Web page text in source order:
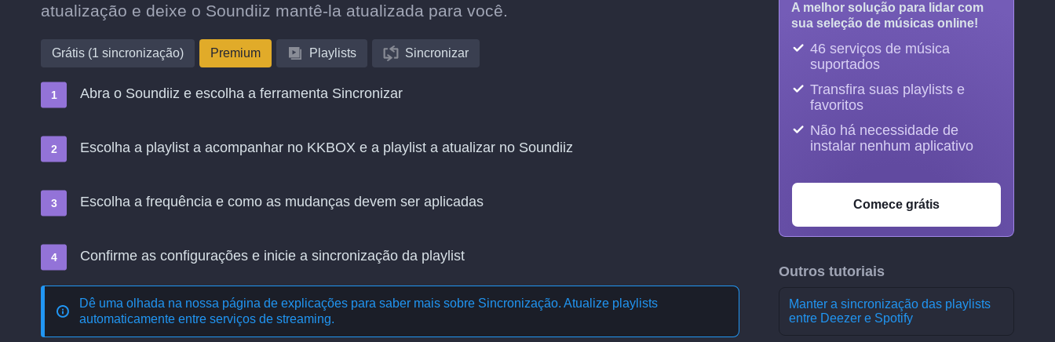
atualização e deixe o Soundiiz mantê-la atualizada para você.
Grátis (1 sincronização) Premium Playlists Sincronizar
Abra o Soundiiz e escolha a ferramenta Sincronizar
Escolha a playlist a acompanhar no KKBOX e a playlist a atualizar no Soundiiz
Escolha a frequência e como as mudanças devem ser aplicadas
Confirme as configurações e inicie a sincronização da playlist
Dê uma olhada na nossa página de explicações para saber mais sobre Sincronização. Atualize playlists
automaticamente entre serviços de streaming.
A melhor solução para lidar com
sua seleção de músicas online!
46 serviços de música
suportados
Transfira suas playlists e
favoritos
Não há necessidade de
instalar nenhum aplicativo
Comece grátis
Outros tutoriais
Manter a sincronização das playlists
entre Deezer e Spotify